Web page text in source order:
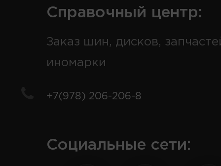
Справочный центр:
Заказ шин, дисков,
иномарки
+7(978) 206-206-8
Социальные сети: